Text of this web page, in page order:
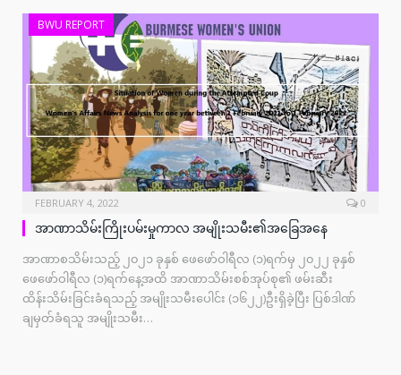
BWU REPORT
FEBRUARY 4, 2022 0
အာဏာသိမ်းကြိုးပမ်းမှုကာလ အမျိုးသမီး၏အခြေအနေ
အာဏာစသိမ်းသည့် ၂၀၂၁ ခုနှစ် ဖေဖော်ဝါရီလ (၁)ရက်မှ ၂၀၂၂ ခုနှစ်
ဖေဖော်ဝါရီလ (၁)ရက်နေ့အထိ အာဏာသိမ်းစစ်အုပ်စု၏ ဖမ်းဆီး
ထိန်းသိမ်းခြင်းခံရသည့် အမျိုးသမီးပေါင်း (၁၆၂၂)ဦးရှိခဲ့ပြီး ပြစ်ဒါဏ်
ချမှတ်ခံရသူ အမျိုးသမီး…